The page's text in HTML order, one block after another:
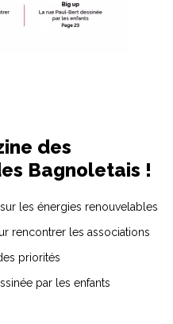
des
Bagnoletais !
les énergies renouvelables
rencontrer les associations
priorités
par les enfants